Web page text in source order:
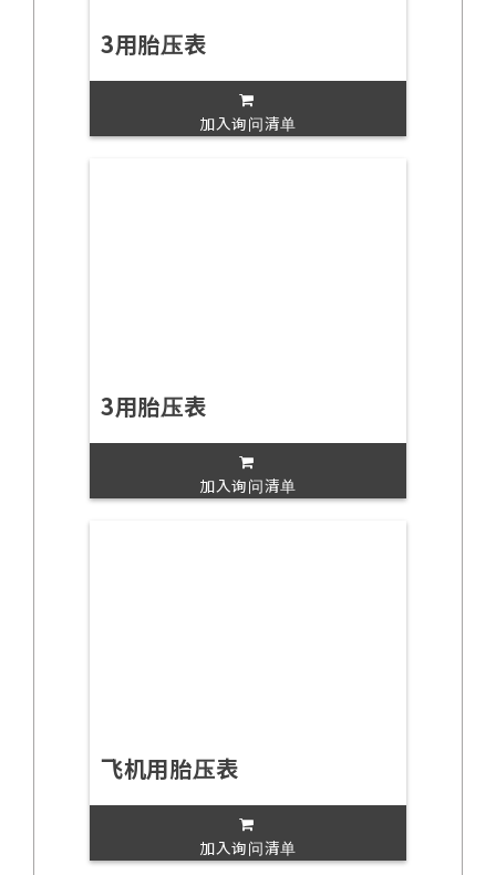
3用胎压表
加入询问清单
3用胎压表
加入询问清单
飞机用胎压表
加入询问清单